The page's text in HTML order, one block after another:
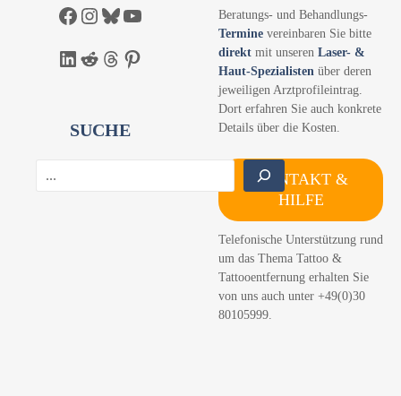
Facebook Instagram Bluesky YouTube
LinkedIn Reddit Threads Pinterest
SUCHE
Beratungs- und Behandlungs-
Termine vereinbaren Sie bitte
direkt mit unseren Laser- &
Haut-Spezialisten über deren
jeweiligen Arztprofileintrag.
Dort erfahren Sie auch konkrete
Details über die Kosten.
KONTAKT &
HILFE
Telefonische Unterstützung rund
um das Thema Tattoo &
Tattooentfernung erhalten Sie
von uns auch unter +49(0)30
80105999.